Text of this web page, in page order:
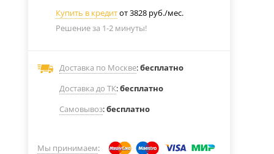
Купить в кредитот 3828 руб./мес.
Решение за 1-2 минуты!
Доставка по Москве:бесплатно
Доставка до ТК:бесплатно
Самовывоз:бесплатно
Мы принимаем: